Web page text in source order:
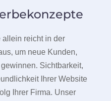
allein reicht in der
um neue Kunden,
gewinnen. Sichtbarkeit,
Ihrer Website
Ihrer Firma. Unser